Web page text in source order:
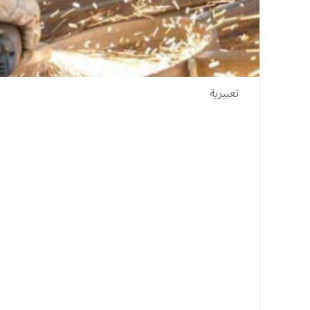
تعبيرية